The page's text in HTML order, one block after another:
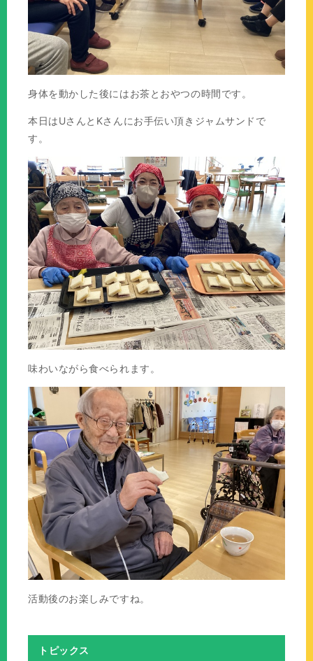
身体を動かした後にはお茶とおやつの時間です。
本日はUさんとKさんにお手伝い頂きジャムサンドで
す。
味わいながら食べられます。
活動後のお楽しみですね。
トピックス